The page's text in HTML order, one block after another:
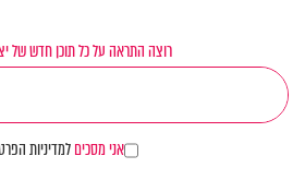
רוצה התראה על כל תוכן חדש של
אני מסכיםלמדיניות